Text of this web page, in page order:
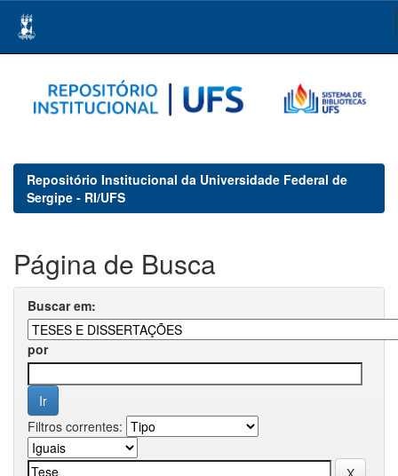
navigation
Repositório Institucional da Universidade Federal de
Sergipe - RI/UFS
Página de Busca
Buscar em:
por
Filtros correntes: